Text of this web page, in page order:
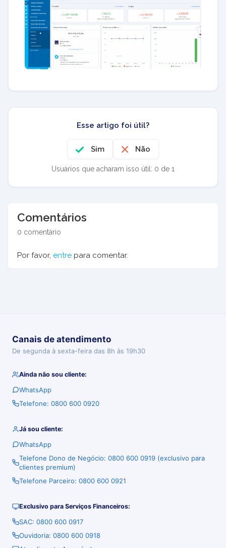
Esse artigo foi útil?
Sim Não
Usuários que acharam isso útil: 0 de 1
Comentários
0 comentário
Por favor, entre para comentar.
Canais de atendimento
De segunda à sexta-feira das 8h às 19h30
Ainda não sou cliente:
WhatsApp
Telefone: 0800 600 0920
Já sou cliente:
WhatsApp
Telefone Dono de Negócio: 0800 600 0919 (exclusivo para
clientes premium)
Telefone Parceiro: 0800 600 0921
Exclusivo para Serviços Financeiros:
SAC: 0800 600 0917
Ouvidoria: 0800 600 0918